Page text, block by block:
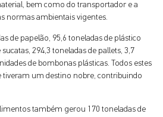
bem como do transportador e a
normas ambientais vigentes.
de papelão, 95,6 toneladas de plástico
294,3 toneladas de pallets, 3,7
de bombonas plásticas. Todos estes
tiveram um destino nobre, contribuindo
também gerou 170 toneladas de